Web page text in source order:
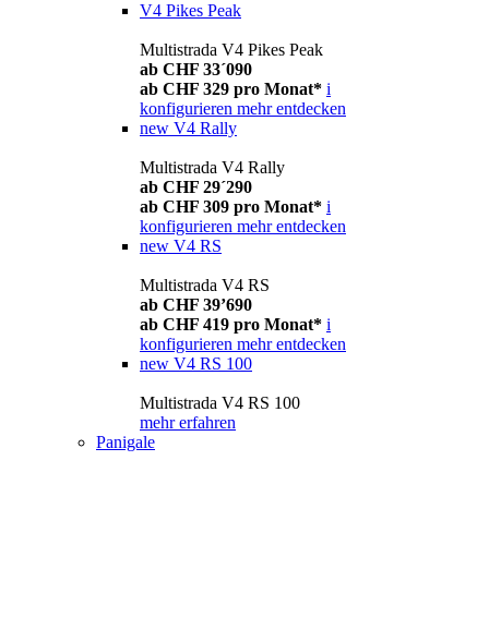
V4 Pikes Peak
Multistrada V4 Pikes Peak
ab CHF 33´090
ab CHF 329 pro Monat* i
konfigurieren mehr entdecken
new V4 Rally
Multistrada V4 Rally
ab CHF 29´290
ab CHF 309 pro Monat* i
konfigurieren mehr entdecken
new V4 RS
Multistrada V4 RS
ab CHF 39’690
ab CHF 419 pro Monat* i
konfigurieren mehr entdecken
new V4 RS 100
Multistrada V4 RS 100
mehr erfahren
Panigale